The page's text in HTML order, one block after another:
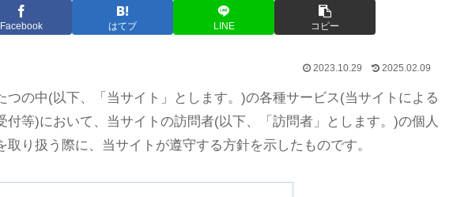
Facebook はてブ LINE コピー
2023.10.29 2025.02.09
つの中(以下、「当サイト」とします。)の各種サービス(当サイトによる
付等)において、当サイトの訪問者(以下、「訪問者」とします。)の個人
り扱う際に、当サイトが遵守する方針を示したものです。